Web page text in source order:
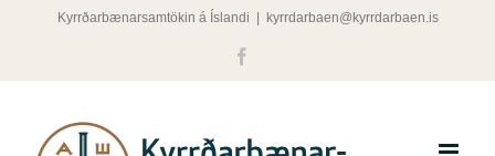
Kyrrðarbænarsamtökin á Íslandi kyrrdarbaen@kyrrdarbaen.is